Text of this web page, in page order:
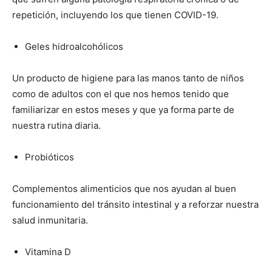
repetición, incluyendo los que tienen COVID-19.
Geles hidroalcohólicos
Un producto de higiene para las manos tanto de niños
como de adultos con el que nos hemos tenido que
familiarizar en estos meses y que ya forma parte de
nuestra rutina diaria.
Probióticos
Complementos alimenticios que nos ayudan al buen
funcionamiento del tránsito intestinal y a reforzar nuestra
salud inmunitaria.
Vitamina D